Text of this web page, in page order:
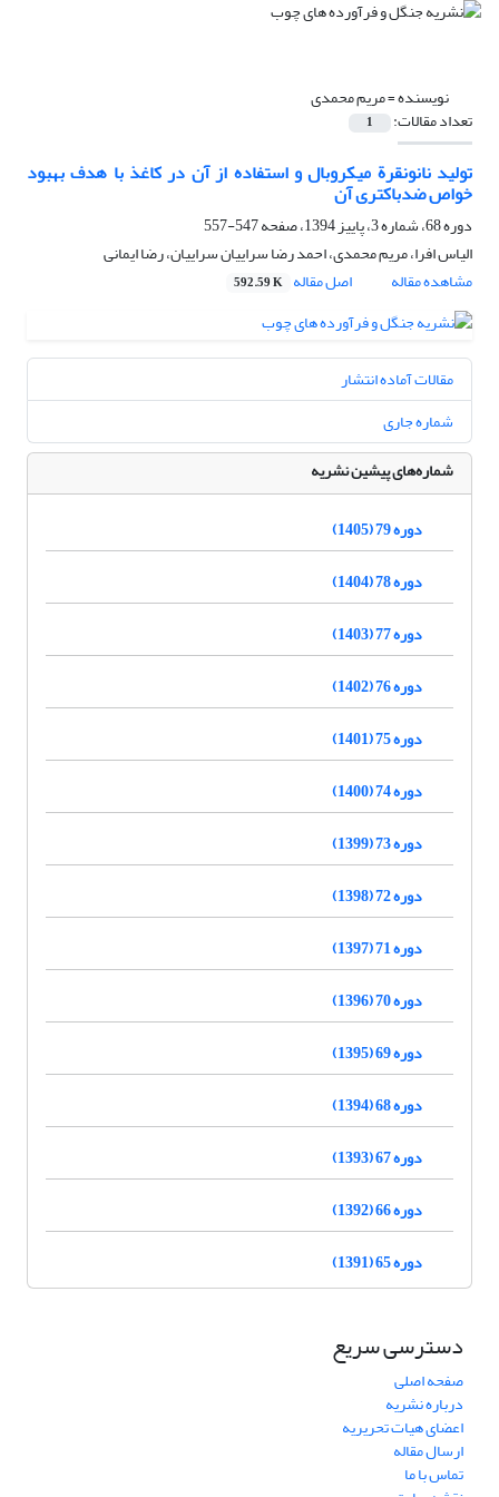
نویسنده =مریم محمدی
تعداد مقالات: 1
تولید نانونقرة میکروبال و استفاده از آن در کاغذ با هدف بهبود
خواص ضدباکتری آن
دوره 68، شماره 3، پاییز 1394، صفحه
547-557
الیاس افرا، مریم محمدی، احمد رضا سراییان سراییان، رضا ایمانی
مشاهده مقاله
اصل مقاله 592.59 K
مقالات آماده انتشار
شماره جاری
شماره‌های پیشین نشریه
دوره 79 (1405)
دوره 78 (1404)
دوره 77 (1403)
دوره 76 (1402)
دوره 75 (1401)
دوره 74 (1400)
دوره 73 (1399)
دوره 72 (1398)
دوره 71 (1397)
دوره 70 (1396)
دوره 69 (1395)
دوره 68 (1394)
دوره 67 (1393)
دوره 66 (1392)
دوره 65 (1391)
دسترسی سریع
صفحه اصلی
درباره نشریه
اعضای هیات تحریریه
ارسال مقاله
تماس با ما